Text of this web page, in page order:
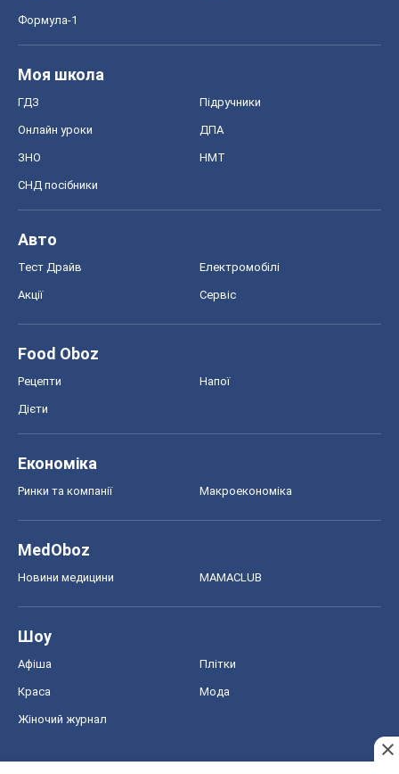
Формула-1
Моя школа
ГДЗ Підручники
Онлайн уроки ДПА
ЗНО НМТ
СНД посібники
Авто
Тест Драйв Електромобілі
Акції Сервіс
Food Oboz
Рецепти Напої
Дієти
Економіка
Ринки та компанії Макроекономіка
MedOboz
Новини медицини MAMACLUB
Шоу
Афіша Плітки
Краса Мода
Жіночий журнал